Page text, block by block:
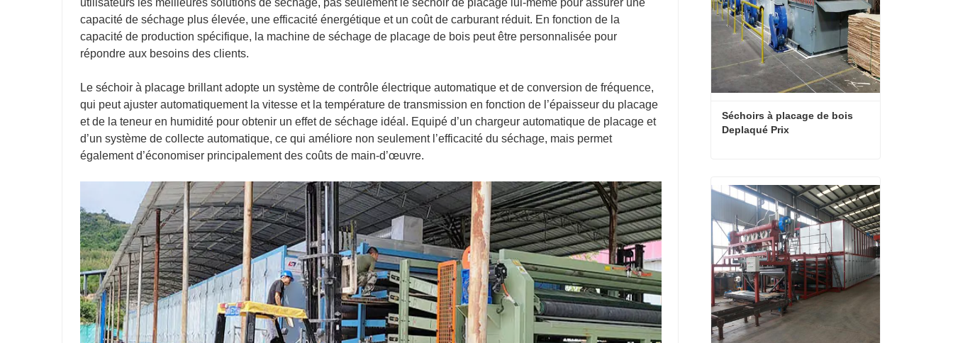
utilisateurs les meilleures solutions de séchage, pas seulement le séchoir de placage lui-même pour assurer une
capacité de séchage plus élevée, une efficacité énergétique et un coût de carburant réduit. En fonction de la
capacité de production spécifique, la machine de séchage de placage de bois peut être personnalisée pour
répondre aux besoins des clients.
Le séchoir à placage brillant adopte un système de contrôle électrique automatique et de conversion de fréquence,
qui peut ajuster automatiquement la vitesse et la température de transmission en fonction de l’épaisseur du placage
et de la teneur en humidité pour obtenir un effet de séchage idéal. Equipé d’un chargeur automatique de placage et
d’un système de collecte automatique, ce qui améliore non seulement l’efficacité du séchage, mais permet
également d’économiser principalement des coûts de main-d’œuvre.
Séchoirs à placage de bois
Deplaqué Prix
Contact maintenant